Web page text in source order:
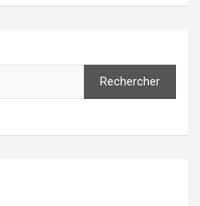
Rechercher